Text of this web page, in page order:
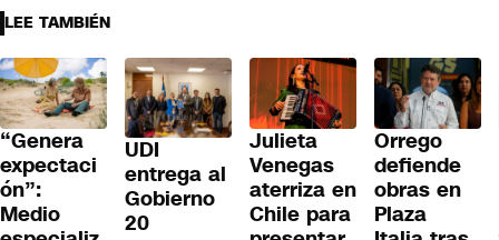
LEE TAMBIÉN
“Genera
expectaci
ón”:
Medio
UDI
entrega al
Gobierno
20
Julieta
Venegas
aterriza en
Chile para
Orrego
defiende
obras en
Plaza